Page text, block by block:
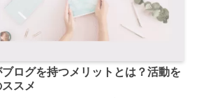
ログを持つメリットとは？活動を
スメ